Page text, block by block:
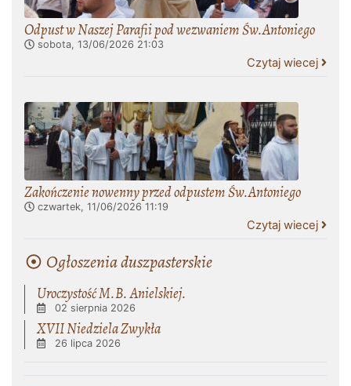
Odpust w Naszej Parafii pod wezwaniem Św.Antoniego
sobota, 13/06/2026 21:03
Czytaj wiecej
Zakończenie nowenny przed odpustem Św.Antoniego
czwartek, 11/06/2026 11:19
Czytaj wiecej
Ogłoszenia duszpasterskie
Uroczystość M.B. Anielskiej.
02 sierpnia 2026
XVII Niedziela Zwykła
26 lipca 2026